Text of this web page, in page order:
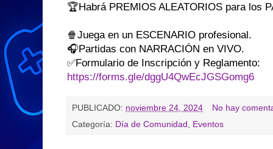
🏆Habrá PREMIOS ALEATORIOS para los
🍿Juega en un ESCENARIO profesional.
🎧Partidas con NARRACIÓN en VIVO.
✅Formulario de Inscripción y Reglamento:
https://forms.gle/dggU4QwEcJGSGomg6
PUBLICADO: noviembre 24, 2024
No hay
Categoría: Día de Comunidad Eventos